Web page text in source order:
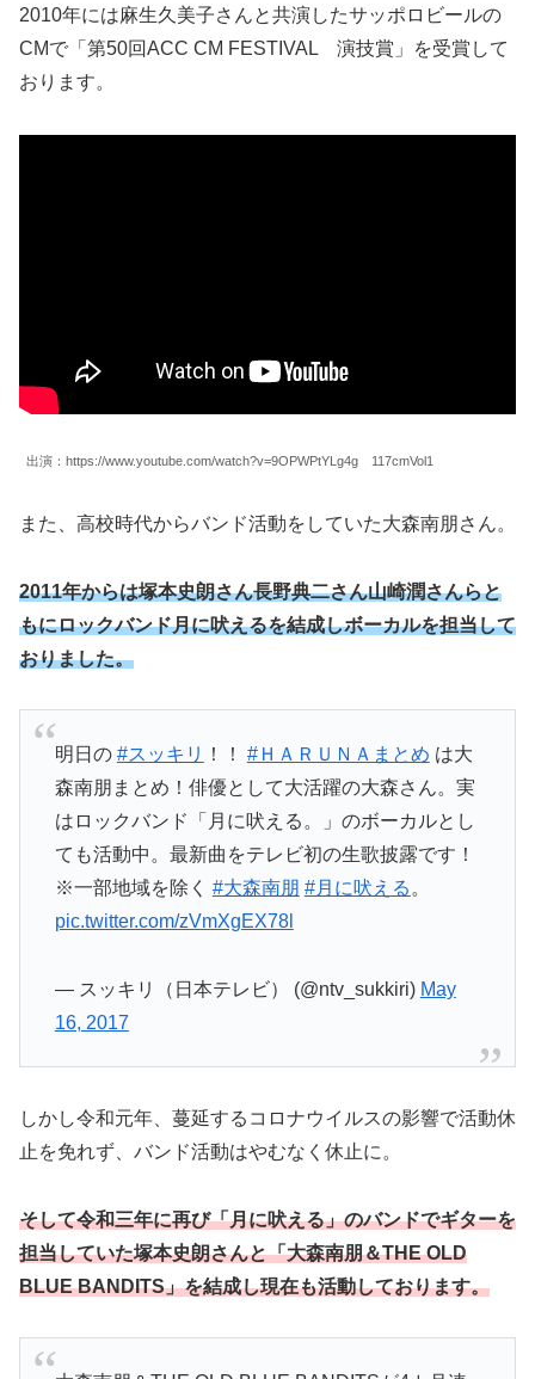
2010年には麻生久美子さんと共演したサッポロビールの
CMで「第50回ACC CM FESTIVAL 演技賞」を受賞して
おります。
出演：https://www.youtube.com/watch?v=9OPWPtYLg4g 117cmVol1
また、高校時代からバンド活動をしていた大森南朋さん。
2011年からは塚本史朗さん長野典二さん山崎潤さんらと
もにロックバンド月に吠えるを結成しボーカルを担当して
おりました。
明日の #スッキリ ！！ #ＨＡＲＵＮＡまとめ は大
森南朋まとめ！俳優として大活躍の大森さん。実
はロックバンド「月に吠える。」のボーカルとし
ても活動中。最新曲をテレビ初の生歌披露です！
※一部地域を除く #大森南朋 #月に吠える 。
pic.twitter.com/zVmXgEX78l
— スッキリ（日本テレビ） (@ntv_sukkiri) May
16, 2017
しかし令和元年、蔓延するコロナウイルスの影響で活動休
止を免れず、バンド活動はやむなく休止に。
そして令和三年に再び「月に吠える」のバンドでギターを
担当していた塚本史朗さんと「大森南朋＆THE OLD
BLUE BANDITS」を結成し現在も活動しております。